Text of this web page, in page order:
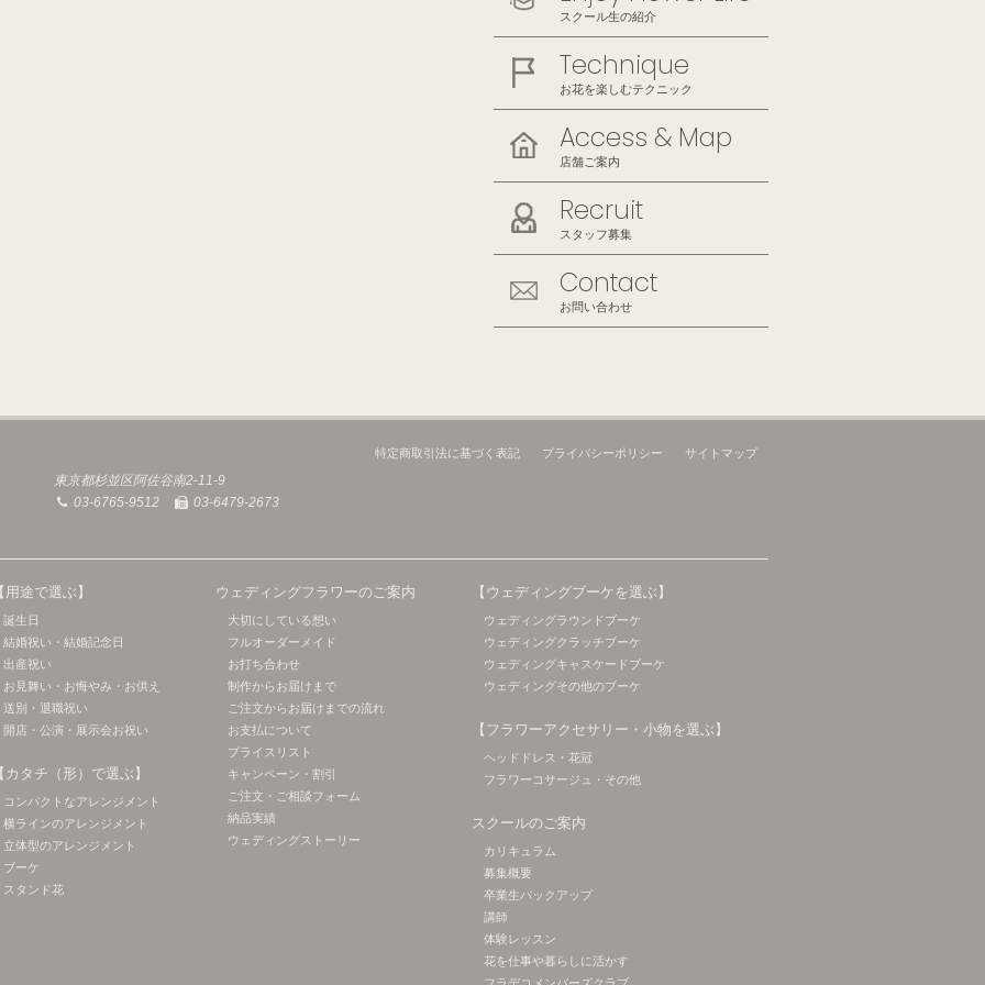
スクール生の紹介
Technique
お花を楽しむテクニック
Access & Map
店舗ご案内
Recruit
スタッフ募集
Contact
お問い合わせ
東京都杉並区阿佐谷南2-11-9
03-6765-9512
03-6479-2673
サイトマップ
プライバシーポリシー
特定商取引法に基づく表記
【用途で選ぶ】
誕生日
結婚祝い・結婚記念日
出産祝い
お見舞い・お悔やみ・お供え
送別・退職祝い
開店・公演・展示会お祝い
【カタチ（形）で選ぶ】
コンパクトなアレンジメント
横ラインのアレンジメント
立体型のアレンジメント
ブーケ
スタンド花
ウェディングフラワーのご案内
大切にしている想い
フルオーダーメイド
お打ち合わせ
制作からお届けまで
ご注文からお届けまでの流れ
お支払について
プライスリスト
キャンペーン・割引
ご注文・ご相談フォーム
納品実績
ウェディングストーリー
【ウェディングブーケを選ぶ】
ウェディングラウンドブーケ
ウェディングクラッチブーケ
ウェディングキャスケードブーケ
ウェディングその他のブーケ
【フラワーアクセサリー・小物を選ぶ】
ヘッドドレス・花冠
フラワーコサージュ・その他
スクールのご案内
カリキュラム
募集概要
卒業生バックアップ
講師
体験レッスン
花を仕事や暮らしに活かす